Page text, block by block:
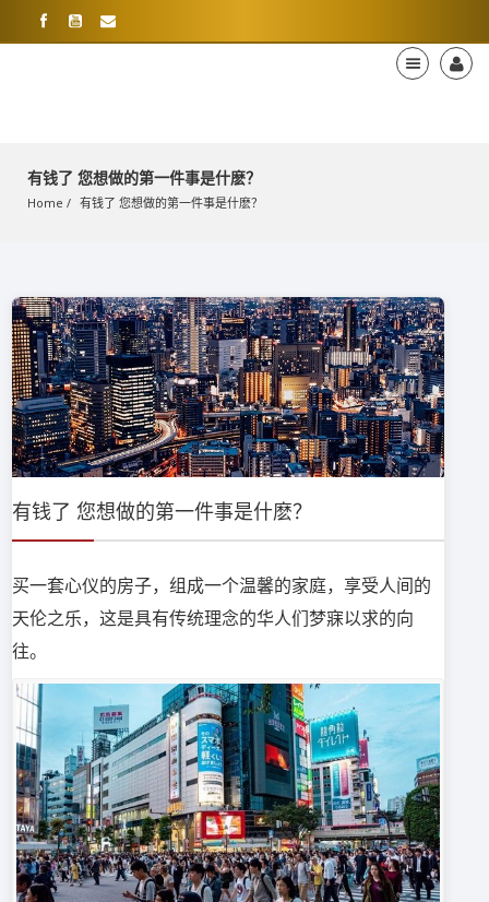
有钱了 您想做的第一件事是什麽？
Home 有钱了 您想做的第一件事是什麽？
有钱了 您想做的第一件事是什麽？
买一套心仪的房子，组成一个温馨的家庭，享受人间的
天伦之乐，这是具有传统理念的华人们梦寐以求的向
往。